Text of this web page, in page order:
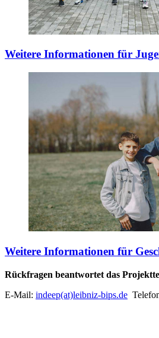
Weitere Informationen für
Weitere Informationen für
Rückfragen beantwortet das
E-Mail: indeep(at)leibniz-bips.de